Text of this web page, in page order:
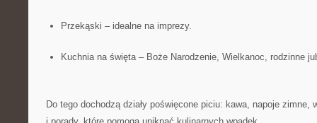
Przekąski – idealne na imprezy.
Kuchnia na święta – Boże Narodzenie, Wielkanoc, rodzinne
Do tego dochodzą działy poświęcone piciu: kawa, napoje zimne,